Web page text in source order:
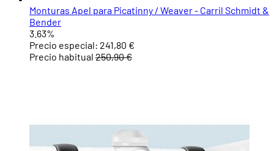
Monturas Apel para Picatinny / Weaver - Carril Schmidt &
Bender
3.63%
Precio especial: 241,80 €
Precio habitual 250,90 €